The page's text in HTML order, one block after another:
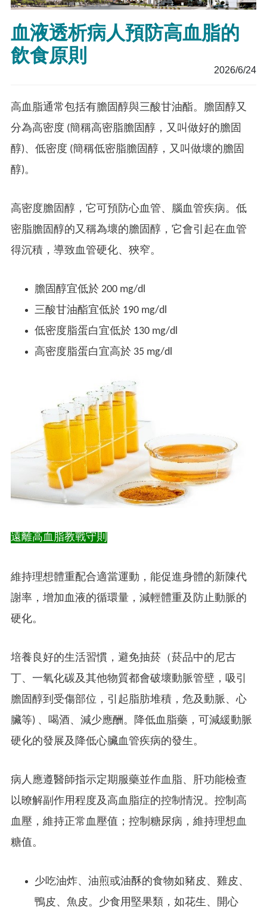
血液透析病人預防高血脂的
飲食原則
2026/6/24
高血脂通常包括有膽固醇與三酸甘油酯。膽固醇又
分為高密度 (簡稱高密脂膽固醇，又叫做好的膽固
醇)、低密度 (簡稱低密脂膽固醇，又叫做壞的膽固
醇)。
高密度膽固醇，它可預防心血管、腦血管疾病。低
密脂膽固醇的又稱為壞的膽固醇，它會引起在血管
得沉積，導致血管硬化、狹窄。
膽固醇宜低於 200 mg/dl
三酸甘油酯宜低於 190 mg/dl
低密度脂蛋白宜低於 130 mg/dl
高密度脂蛋白宜高於 35 mg/dl
遠離高血脂教戰守則
維持理想體重配合適當運動，能促進身體的新陳代
謝率，增加血液的循環量，減輕體重及防止動脈的
硬化。
培養良好的生活習慣，避免抽菸（菸品中的尼古
丁、一氧化碳及其他物質都會破壞動脈管壁，吸引
膽固醇到受傷部位，引起脂肪堆積，危及動脈、心
臟等) 、喝酒、減少應酬。降低血脂藥，可減緩動脈
硬化的發展及降低心臟血管疾病的發生。
病人應遵醫師指示定期服藥並作血脂、肝功能檢查
以暸解副作用程度及高血脂症的控制情況。控制高
血壓，維持正常血壓值；控制糖尿病，維持理想血
糖值。
少吃油炸、油煎或油酥的食物如豬皮、雞皮、
鴨皮、魚皮。少食用堅果類，如花生、開心